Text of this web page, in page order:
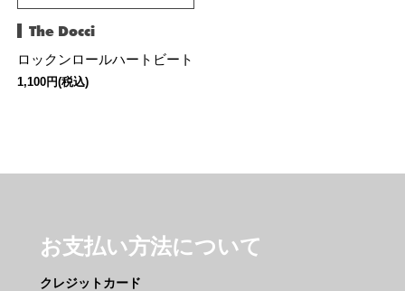
The Docci
ロックンロールハートビート
1,100円(税込)
お支払い方法について
クレジットカード